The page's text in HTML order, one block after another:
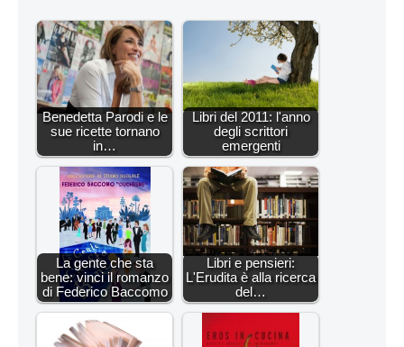
Benedetta Parodi e le
sue ricette tornano
in…
Libri del 2011: l'anno
degli scrittori
emergenti
La gente che sta
bene: vinci il romanzo
di Federico Baccomo
Libri e pensieri:
L'Erudita è alla ricerca
del…